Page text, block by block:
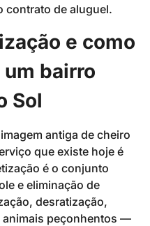
contrato de aluguel.
e como
bairro
Sol
antiga de cheiro
que existe hoje é
é o conjunto
e eliminação de
desratização,
animais peçonhentos —